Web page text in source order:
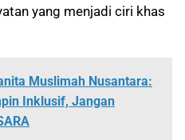
yang menjadi ciri khas
Muslimah Nusantara:
Inklusif, Jangan